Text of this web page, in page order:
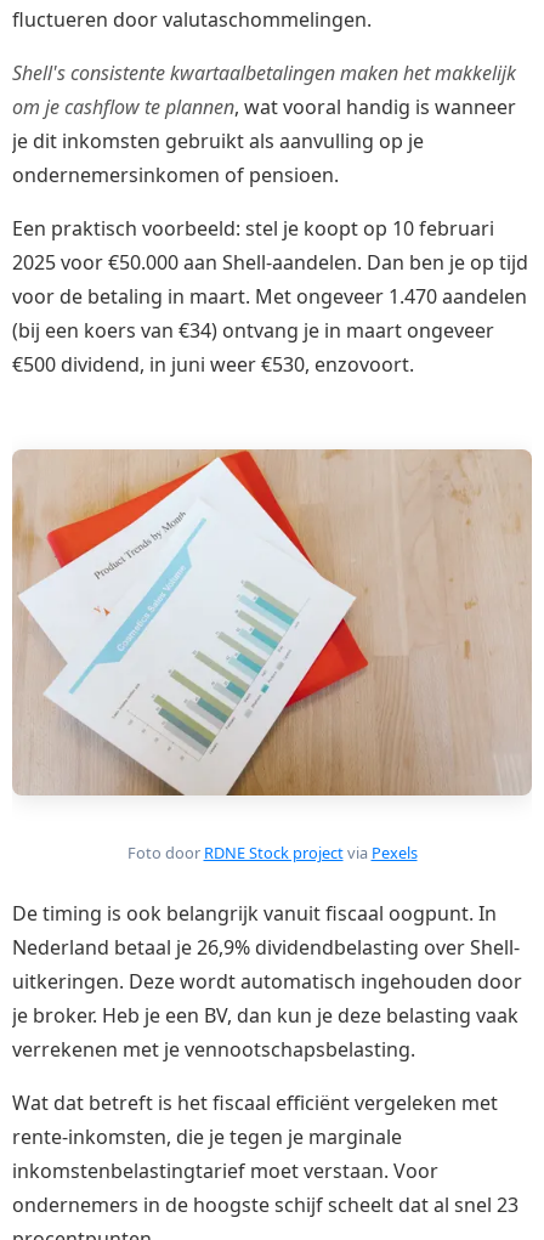
fluctueren door valutaschommelingen.
Shell's consistente kwartaalbetalingen maken het makkelijk
om je cashflow te plannen, wat vooral handig is wanneer
je dit inkomsten gebruikt als aanvulling op je
ondernemersinkomen of pensioen.
Een praktisch voorbeeld: stel je koopt op 10 februari
2025 voor €50.000 aan Shell-aandelen. Dan ben je op tijd
voor de betaling in maart. Met ongeveer 1.470 aandelen
(bij een koers van €34) ontvang je in maart ongeveer
€500 dividend, in juni weer €530, enzovoort.
Foto door RDNE Stock projectvia Pexels
De timing is ook belangrijk vanuit fiscaal oogpunt. In
Nederland betaal je 26,9% dividendbelasting over Shell-
uitkeringen. Deze wordt automatisch ingehouden door
je broker. Heb je een BV, dan kun je deze belasting vaak
verrekenen met je vennootschapsbelasting.
Wat dat betreft is het fiscaal efficiënt vergeleken met
rente-inkomsten, die je tegen je marginale
inkomstenbelastingtarief moet verstaan. Voor
ondernemers in de hoogste schijf scheelt dat al snel 23